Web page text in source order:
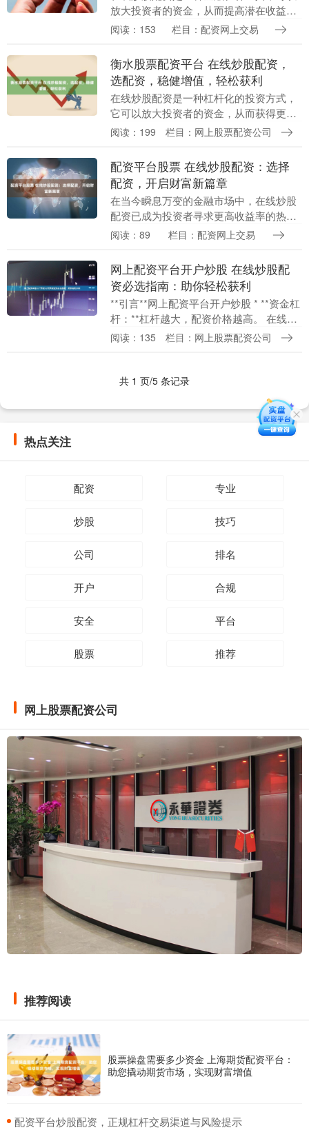
放大投资者的资金，从而提高潜在收益。
通过配资平台股票专业，投资者可以借入
确保证券公司持....
阅读：153 栏目：配资网上交易
衡水股票配资平台 在线炒股配资，
选配资，稳健增值，轻松获利
在线炒股配资是一种杠杆化的投资方式，
它可以放大投资者的资金，从而获得更高
的收益。选择一家可靠的配资平台至关重
“股票配资招聘”....
阅读：199 栏目：网上股票配资公司
配资平台股票 在线炒股配资：选择
配资，开启财富新篇章
在当今瞬息万变的金融市场中，在线炒股
配资已成为投资者寻求更高收益率的热门
选择。通过配资，投资者可以放大自己的
机会和潜在回报。....
阅读：89 栏目：配资网上交易
网上配资平台开户炒股 在线炒股配
资必选指南：助你轻松获利
**引言**网上配资平台开户炒股 * **资金杠
杆：**杠杆越大，配资价格越高。 在线炒
股配资是一种杠杆化投资方式，可以放大
阅读：135 栏目：网上股票配资公司
共 1 页/5 条记录
热点关注
配资 专业
炒股 技巧
公司 排名
开户 合规
安全 平台
股票 推荐
网上股票配资公司
推荐阅读
股票操盘需要多少资金 上海期货配资平台：
助您撬动期货市场，实现财富增值
​配资平台炒股配资，正规杠杆交易渠道与风险提示